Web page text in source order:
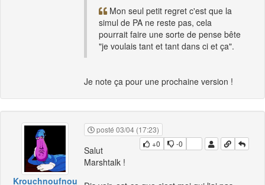
Mon seul petit regret c'est que la
simul de PA ne reste pas, cela
pourrait faire une sorte de pense bête
"je voulais tant et tant dans ci et ça".
Je note ça pour une prochaine version !
Krouchnoufnou
posté 03/04 (17:23)
+0
-0
Salut
Marshtalk !